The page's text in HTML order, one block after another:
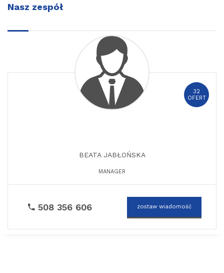
Nasz zespół
32
OFERT
BEATA JABŁOŃSKA
MANAGER
508 356 606 zostaw wiadomość